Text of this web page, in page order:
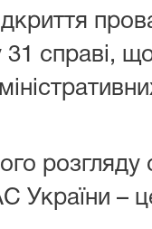
справі,
розгляду
України –